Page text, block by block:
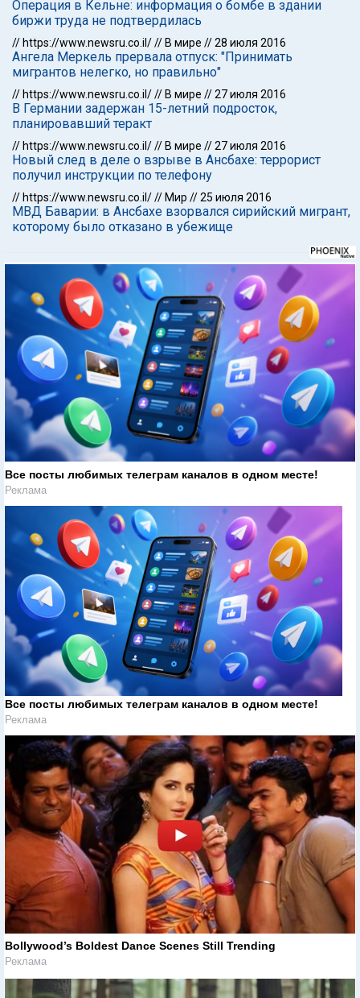
Операция в Кельне: информация о бомбе в здании
биржи труда не подтвердилась
// https://www.newsru.co.il/// В мире //28 июля 2016
Ангела Меркель прервала отпуск: "Принимать
мигрантов нелегко, но правильно"
// https://www.newsru.co.il/// В мире //27 июля 2016
В Германии задержан 15-летний подросток,
планировавший теракт
// https://www.newsru.co.il/// В мире //27 июля 2016
Новый след в деле о взрыве в Ансбахе: террорист
получил инструкции по телефону
// https://www.newsru.co.il/// Мир //25 июля 2016
МВД Баварии: в Ансбахе взорвался сирийский мигрант,
которому было отказано в убежище
Все посты любимых телеграм каналов в одном месте!
Реклама
Все посты любимых телеграм каналов в одном месте!
Реклама
Bollywood’s Boldest Dance Scenes Still Trending
Реклама